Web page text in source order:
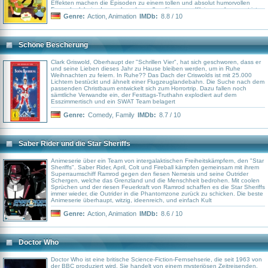
Effekten machen die Episoden zu einem tollen und absolut humorvollen
Fernseherlebnis, das auch und vor allem für unsere Kleinen sehenswert ist.
Genre: Action Animation IMDb: 8.8 / 10
Schöne Bescherung
Clark Griswold, Oberhaupt der "Schrillen Vier", hat sich geschworen, dass er
und seine Lieben dieses Jahr zu Hause bleiben werden, um in Ruhe
Weihnachten zu feiern. In Ruhe?? Das Dach der Criswolds ist mit 25.000
Lichtern bestückt und ähnelt einer Flugzeuglandebahn. Die Suche nach dem
passenden Christbaum entwickelt sich zum Horrortrip. Dazu fallen noch
sämtliche Verwandte ein, der Festtags-Truthahn explodiert auf dem
Esszimmertisch und ein SWAT Team belagert
Genre: Comedy, Family IMDb: 8.7 / 10
Saber Rider und die Star Sheriffs
Animeserie über ein Team von intergalaktischen Freiheitskämpfern, den "Star
Sheriffs". Saber Rider, April, Colt und Fireball kämpfen gemeinsam mit ihrem
Superraumschiff Ramrod gegen den fiesen Nemesis und seine Outrider
Schergen, welche das Grenzland und die Menschheit bedrohen. Mit coolen
Sprüchen und der riesen Feuerkraft von Ramrod schaffen es die Star Sheriffs
immer wieder, die Outrider in die Phantomzone zurück zu schicken. Die beste
Animeserie überhaupt, witzig, ideenreich, und einfach Kult
Genre: Action Animation IMDb: 8.6 / 10
Doctor Who
Doctor Who ist eine britische Science-Fiction-Fernsehserie, die seit 1963 von
der BBC produziert wird. Sie handelt von einem mysteriösen Zeitreisenden,